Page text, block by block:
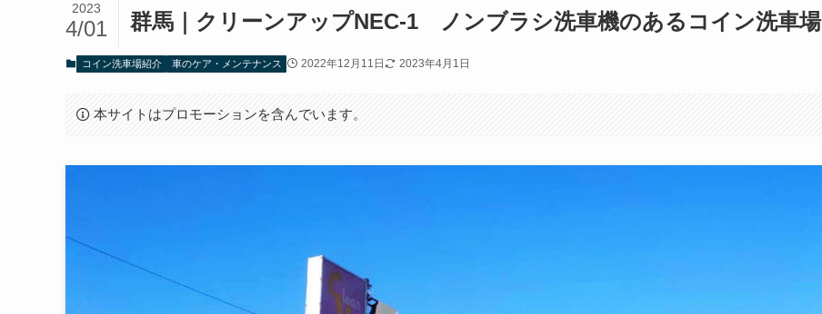
群馬｜クリーンアップNEC-1 ノンブラシ洗車機のあるコイン洗車場
2023
4/01
コイン洗車場紹介 車のケア・メンテナンス 2022年12月11日 2023年4月1日
本サイトはプロモーションを含んでいます。